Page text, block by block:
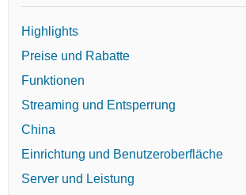
Highlights
Preise und Rabatte
Funktionen
Streaming und Entsperrung
China
Einrichtung und Benutzeroberfläche
Server und Leistung